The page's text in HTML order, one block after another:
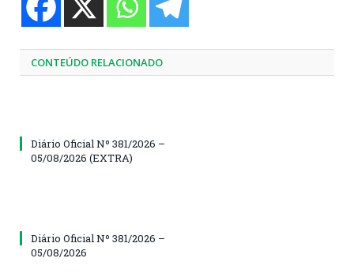
CONTEÚDO RELACIONADO
Diário Oficial Nº 381/2026 –
05/08/2026 (EXTRA)
Diário Oficial Nº 381/2026 –
05/08/2026